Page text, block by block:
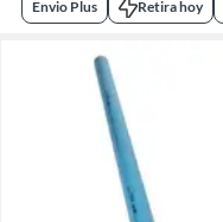
Envio Plus Retira hoy